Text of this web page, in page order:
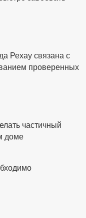
Рехау связана с
проверенных
частичный
доме